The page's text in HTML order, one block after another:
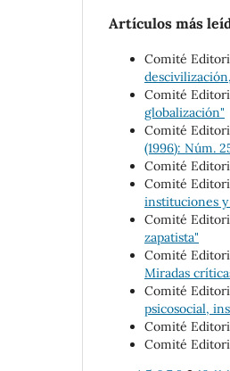
Artículos más
Comité
Comité
globalización"
Comité
(1996): Núm.
Comité
Comité
instituciones
Comité
zapatista"
Comité
Miradas
Comité
psicosocial,
Comité
Comité